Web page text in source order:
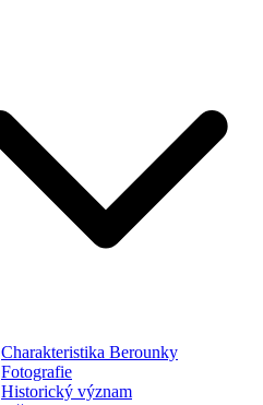
Charakteristika Berounky
Fotografie
Historický význam